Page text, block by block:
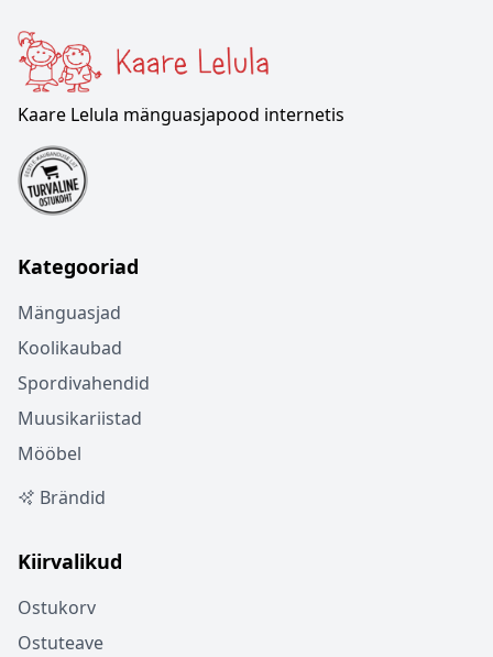
Kaare Lelula mänguasjapood internetis
Kategooriad
Mänguasjad
Koolikaubad
Spordivahendid
Muusikariistad
Mööbel
Brändid
Kiirvalikud
Ostukorv
Ostuteave